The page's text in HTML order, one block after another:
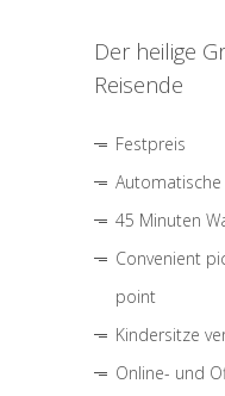
Der heilige
Reisende
Festpreis
Automatische
45 Minuten
Convenient
point
Kindersitze
Online- und